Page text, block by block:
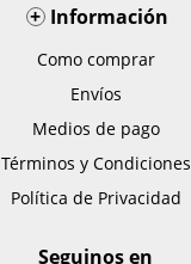
+Información
Como comprar
Envíos
Medios de pago
Términos y Condiciones
Política de Privacidad
Seguinos en